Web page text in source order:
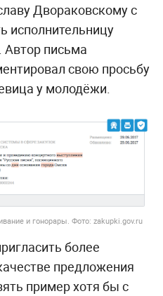
Двораковскому с
исполнительницу
Автор письма
свою просьбу
у молодёжи.
и гонорары. Фото: zakupki.gov.ru
более
предложения
пример хотя бы с